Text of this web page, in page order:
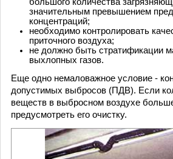
значительным превышением
концентраций;
необходимо контролировать
приточного воздуха;
не должно быть стратификации
выхлопных газов.
Еще одно немаловажное условие -
допустимых выбросов (ПДВ). Если
веществ в выбросном воздухе
предусмотреть его очистку.